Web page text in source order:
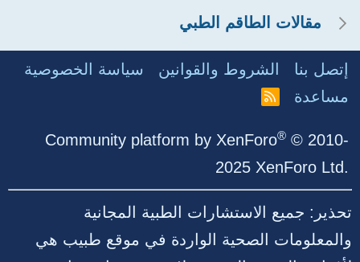
مقالات الطاقم الطبي
إتصل بنا الشروط والقوانين
سياسة الخصوصية
مساعدة
R
S
Community platform by XenForo® © 2010-
2025 XenForo Ltd.
تحذير: جميع الاستشارات الطبية المجانية
والمعلومات الصحية الواردة في موقع طبيب هي